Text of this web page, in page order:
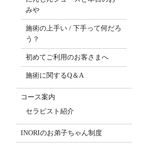
みや
施術の上手い / 下手って何だろ
う？
初めてご利用のお客さまへ
施術に関するQ＆A
コース案内
セラピスト紹介
INORIのお弟子ちゃん制度